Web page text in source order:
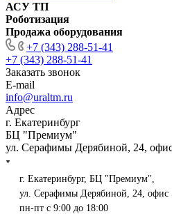
АСУ ТП
Роботизация
Продажа оборудования
+7 (343) 288-51-41
+7 (343) 288-51-41
Заказать звонок
E-mail
info@uraltm.ru
Адрес
г. Екатеринбург
БЦ "Премиум"
ул. Серафимы Дерябиной, 24,
г. Екатеринбург, БЦ "Премиум",
ул. Серафимы Дерябиной, 24, офис
пн-пт с 9:00 до 18:00